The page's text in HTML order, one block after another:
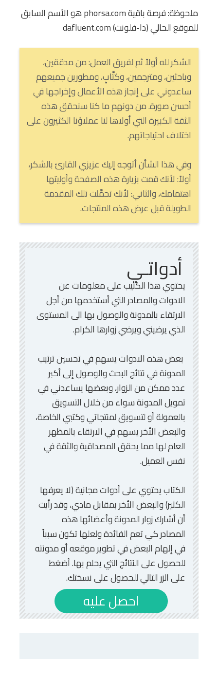
ملحوظة: فرصة باقية phorsa.com هو الأسم السابق
للموقع الحالي (دا-فلونت) dafluent.com
الشكر لله أولاً ثم لفريق العمل: من مدققين،
وباحثين، ومترجمين، وكتَّابٍ، ومطورين جميعهم
ساعدوني على إنجاز هذه الأعمال وإخراجها في
أحسن صورة. من دونهم ما كنا سنحقق هذه
الثقة الكبيرة التي أولاها لنا عملاؤنا الكثيرون على
اختلاف احتياجاتهم.
وفي هذا الشأن أتوجه إليك عزيزي القارئ بالشكر،
أولاً: لأنك قمت بزيارة هذه الصفحة وأوليتها
اهتمامك، والثاني: لأنك تحمَّلت تلك المقدمة
الطويلة قبل عرض هذه المنتجات.
أدواتـي
يحتوي هذا الكتيب على معلومات عن
الادوات والمصادر التي أستخدمها من أجل
الارتقاء بالمدونة والوصول بها الى المستوى
الذي يرضيني ويرضي زوارها الكرام.
بعض هذه الادوات يسهم في تحسين ترتيب
المدونة في نتائج البحث والوصول إلى أكبر
عدد ممكن من الزوار، وبعضها يساعدني في
تمويل المدونة سواء من خلال التسويق
بالعمولة أو لتسويق لمنتجاتي وكتبي الخاصة،
والبعض الأخر يسهم في الارتقاء بالمظهر
العام لها مما يحقق المصداقية والثقة في
نفس العميل.
الكتاب يحتوي على أدوات مجانية (لا يعرفها
الكثير) والبعض الأخر بمقابل مادي، وقد رأيت
أن أشارك زوار المدونة وأعضائها هذه
المصادر كي تعم الفائدة ولعلها تكون سبباً
في إلهام البعض في تطوير موقعه أو مدونته
للحصول على النتائج التي يحلم بها. أضغط
على الزر التالي للحصول على نسختك.
احصل عليه